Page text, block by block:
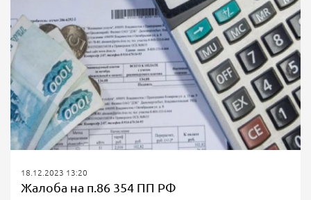
18.12.2023 13:20
Жалоба на п.86 354 ПП РФ